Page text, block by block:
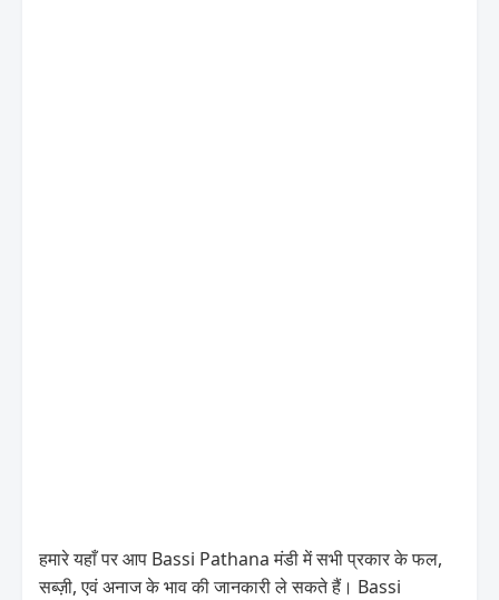
हमारे यहाँ पर आप Bassi Pathana मंडी में सभी प्रकार के फल,
सब्ज़ी, एवं अनाज के भाव की जानकारी ले सकते हैं। Bassi